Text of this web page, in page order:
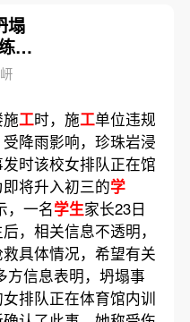
塌
工时，施工单位违规
降雨影响，珍珠岩浸
时该校女排队正在馆
将升入初三的学
一名学生家长23日
，相关信息不透明，
具体情况，希望有关
方信息表明，坍塌事
排队正在体育馆内训